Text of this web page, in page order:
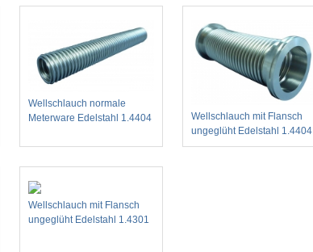
Wellschlauch normale
Meterware Edelstahl 1.4404
Wellschlauch mit Flansch
ungeglüht Edelstahl 1.4404
Wellschlauch mit Flansch
ungeglüht Edelstahl 1.4301